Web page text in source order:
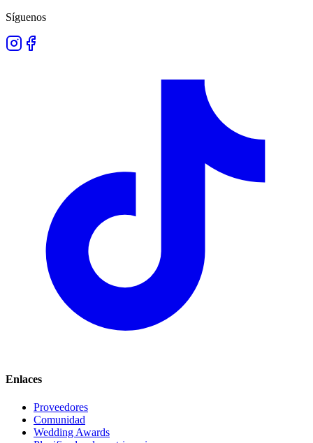
Síguenos
Enlaces
Proveedores
Comunidad
Wedding Awards